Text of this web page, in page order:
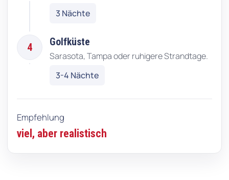
3 Nächte
4 Golfküste
Sarasota, Tampa oder ruhigere Strandtage.
3-4 Nächte
Empfehlung
viel, aber realistisch